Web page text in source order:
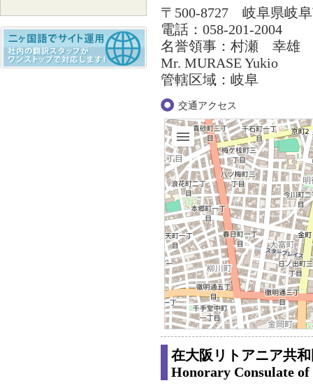
〒500-8727 岐阜県岐
電話：058-201-2004
名誉領事：村瀬 幸雄
Mr. MURASE Yukio
管轄区域：岐阜
交通アクセス
在大阪リトアニア共
Honorary Consulate